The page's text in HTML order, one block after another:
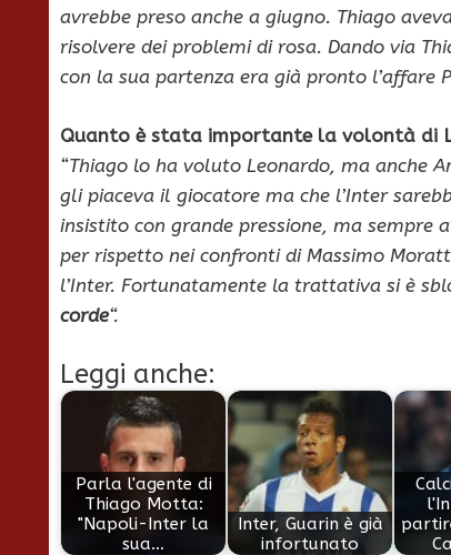
avrebbe preso anche a giugno. Thiago
risolvere dei problemi di rosa. Dando via
con la sua partenza era già pronto l’affare
Quanto è stata importante la volontà di
“Thiago lo ha voluto Leonardo, ma anche
gli piaceva il giocatore ma che l’Inter
insistito con grande pressione, ma sempre
per rispetto nei confronti di Massimo
l’Inter. Fortunatamente la trattativa si è
corde“.
Leggi anche:
Parla l'agente di
Thiago Motta:
"Napoli-Inter la
sua…
Inter, Guarin è già
infortunato